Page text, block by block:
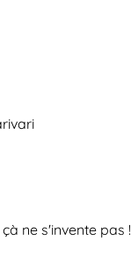
ne s'invente pas !